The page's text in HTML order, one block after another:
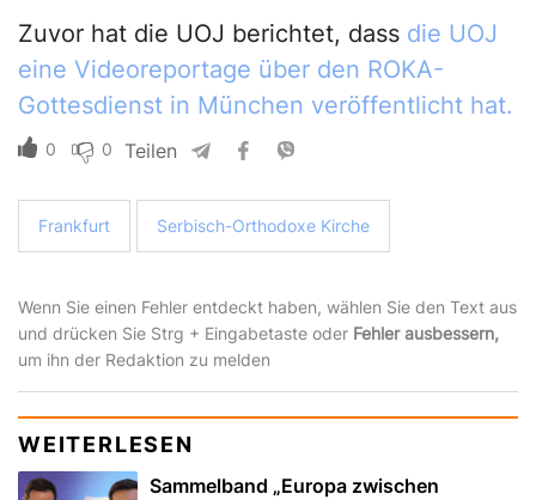
Zuvor hat die UOJ berichtet, dass die UOJ
eine Videoreportage über den ROKA-
Gottesdienst in München veröffentlicht hat.
0 0 Teilen
Frankfurt Serbisch-Orthodoxe Kirche
Wenn Sie einen Fehler entdeckt haben, wählen Sie den Text aus
und drücken Sie Strg + Eingabetaste oder Fehler ausbessern,
um ihn der Redaktion zu melden
WEITERLESEN
Sammelband „Europa zwischen